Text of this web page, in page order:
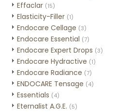
Effaclar (15)
Elasticity-Filler (1)
Endocare Cellage (3)
Endocare Essential (7)
Endocare Expert Drops (3)
Endocare Hydractive (1)
Endocare Radiance (7)
ENDOCARE Tensage (4)
Essentials (4)
Eternalist A.G.E. (5)